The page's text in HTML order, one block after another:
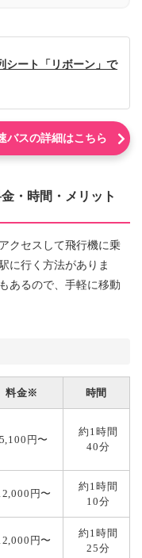
シート「リボーン」で
バスの詳細はこちら
・時間・メリット
クセスして飛行機に乗
に行く方法がありま
あるので、手軽に移動
料金※ 時間
5,100円〜
約1時間
40分
円〜
約1時間
10分
円〜
約1時間
25分